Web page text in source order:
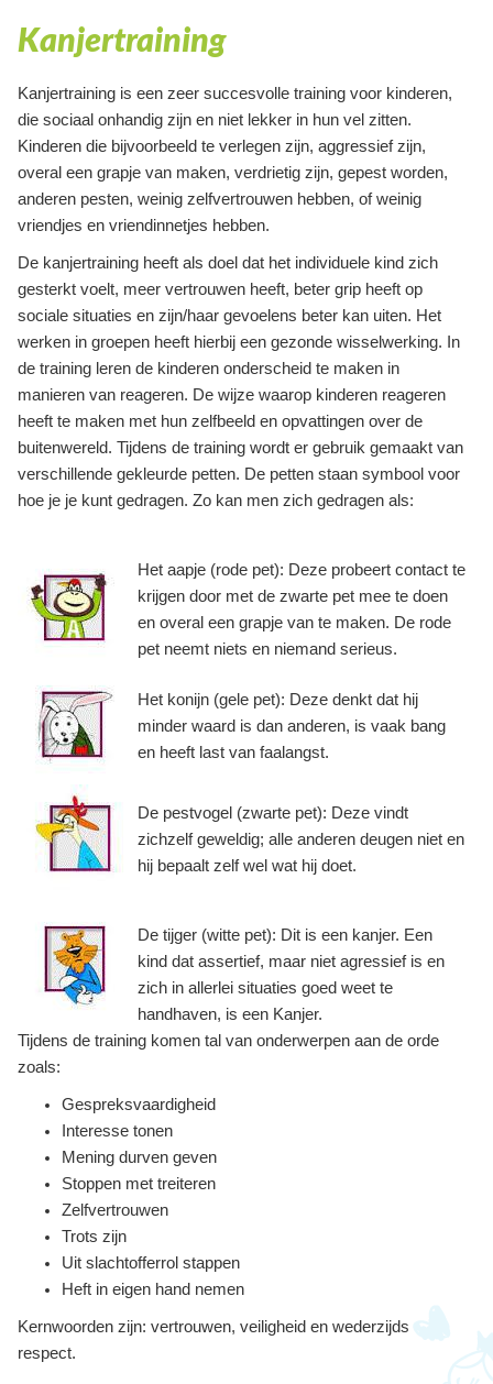
Kanjertraining
Kanjertraining is een zeer succesvolle training voor kinderen,
die sociaal onhandig zijn en niet lekker in hun vel zitten.
Kinderen die bijvoorbeeld te verlegen zijn, aggressief zijn,
overal een grapje van maken, verdrietig zijn, gepest worden,
anderen pesten, weinig zelfvertrouwen hebben, of weinig
vriendjes en vriendinnetjes hebben.
De kanjertraining heeft als doel dat het individuele kind zich
gesterkt voelt, meer vertrouwen heeft, beter grip heeft op
sociale situaties en zijn/haar gevoelens beter kan uiten. Het
werken in groepen heeft hierbij een gezonde wisselwerking. In
de training leren de kinderen onderscheid te maken in
manieren van reageren. De wijze waarop kinderen reageren
heeft te maken met hun zelfbeeld en opvattingen over de
buitenwereld. Tijdens de training wordt er gebruik gemaakt van
verschillende gekleurde petten. De petten staan symbool voor
hoe je je kunt gedragen. Zo kan men zich gedragen als:
Het aapje (rode pet): Deze probeert contact te
krijgen door met de zwarte pet mee te doen
en overal een grapje van te maken. De rode
pet neemt niets en niemand serieus.
Het konijn (gele pet): Deze denkt dat hij
minder waard is dan anderen, is vaak bang
en heeft last van faalangst.
De pestvogel (zwarte pet): Deze vindt
zichzelf geweldig; alle anderen deugen niet en
hij bepaalt zelf wel wat hij doet.
De tijger (witte pet): Dit is een kanjer. Een
kind dat assertief, maar niet agressief is en
zich in allerlei situaties goed weet te
handhaven, is een Kanjer.
Tijdens de training komen tal van onderwerpen aan de orde
zoals:
Gespreksvaardigheid
Interesse tonen
Mening durven geven
Stoppen met treiteren
Zelfvertrouwen
Trots zijn
Uit slachtofferrol stappen
Heft in eigen hand nemen
Kernwoorden zijn: vertrouwen, veiligheid en wederzijds
respect.